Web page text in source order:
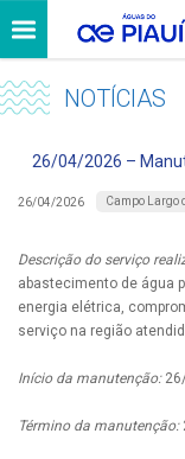
NOTÍCIAS
26/04/2026 –
26/04/2026 Campo Largo
Descrição do serviço
abastecimento de água
energia elétrica,
serviço na região
Início da manutenção:
Término da manutenção: